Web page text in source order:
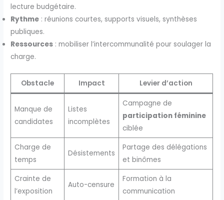
lecture budgétaire.
Rythme : réunions courtes, supports visuels, synthèses
publiques.
Ressources : mobiliser l’intercommunalité pour soulager la
charge.
Obstacle Impact Levier d’action
Manque de
candidates
Listes
incomplètes
Campagne de
participation féminine
ciblée
Charge de
temps
Désistements
Partage des délégations
et binômes
Crainte de
l’exposition
Auto-censure
Formation à la
communication